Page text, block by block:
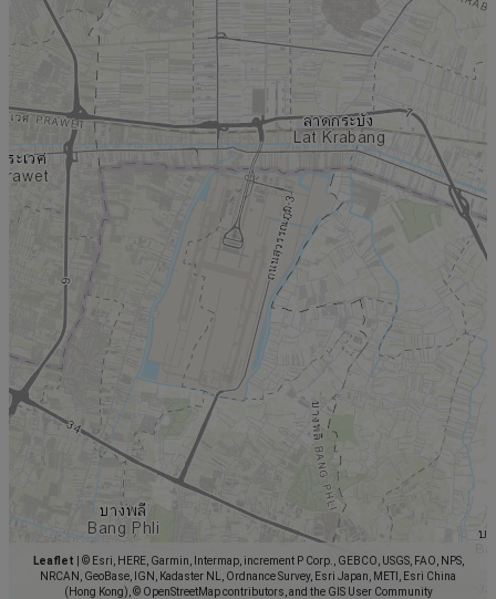
Leaflet
© Esri, HERE, Garmin, Intermap, increment P Corp., GEBCO, USGS, FAO, NPS,
NRCAN, GeoBase, IGN, Kadaster NL, Ordnance Survey, Esri Japan, METI, Esri China
(Hong Kong), © OpenStreetMap contributors, and the GIS User Community